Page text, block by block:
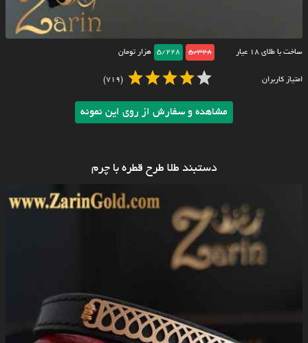
ساخت با طلای ۱۸ عیار 5/328
5/228 هزار تومان
امتیاز کاربران (719)
مشاهده و سفارش از روی این نمونه
دستبند طلا طرح قطره با چرم